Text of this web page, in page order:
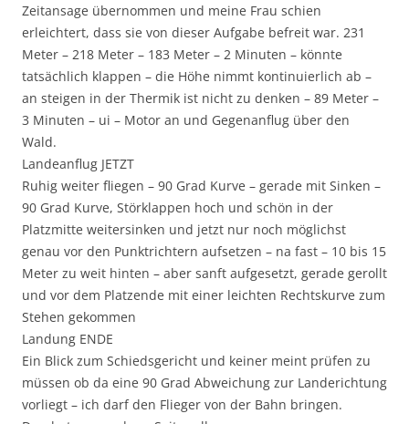
Zeitansage übernommen und meine Frau schien
erleichtert, dass sie von dieser Aufgabe befreit war. 231
Meter – 218 Meter – 183 Meter – 2 Minuten – könnte
tatsächlich klappen – die Höhe nimmt kontinuierlich ab –
an steigen in der Thermik ist nicht zu denken – 89 Meter –
3 Minuten – ui – Motor an und Gegenanflug über den
Wald.
Landeanflug JETZT
Ruhig weiter fliegen – 90 Grad Kurve – gerade mit Sinken –
90 Grad Kurve, Störklappen hoch und schön in der
Platzmitte weitersinken und jetzt nur noch möglichst
genau vor den Punktrichtern aufsetzen – na fast – 10 bis 15
Meter zu weit hinten – aber sanft aufgesetzt, gerade gerollt
und vor dem Platzende mit einer leichten Rechtskurve zum
Stehen gekommen
Landung ENDE
Ein Blick zum Schiedsgericht und keiner meint prüfen zu
müssen ob da eine 90 Grad Abweichung zur Landerichtung
vorliegt – ich darf den Flieger von der Bahn bringen.